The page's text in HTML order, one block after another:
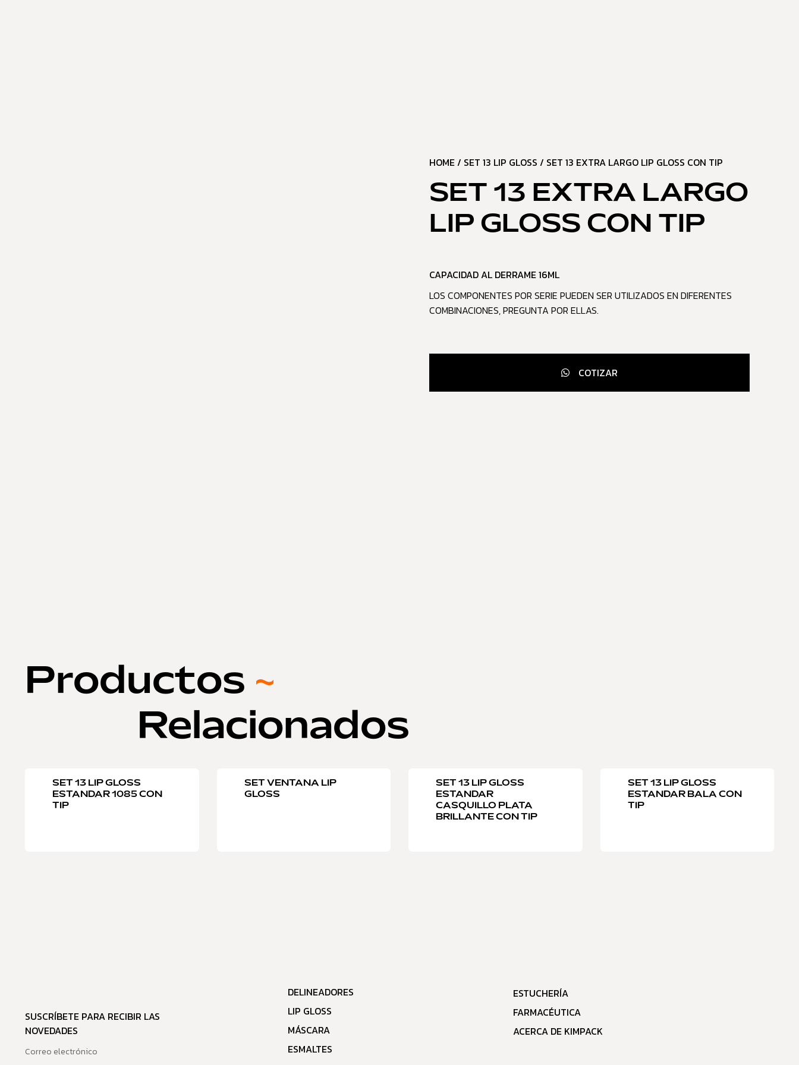
HOME/ SET 13 LIP GLOSS / SET 13 EXTRA LARGO LIP GLOSS CON TIP
SET 13 EXTRA LARGO
LIP GLOSS CON TIP
CAPACIDAD AL DERRAME 16ML
LOS COMPONENTES POR SERIE PUEDEN SER UTILIZADOS EN DIFERENTES
COMBINACIONES, PREGUNTA POR ELLAS.
COTIZAR
Productos ~
Relacionados
SET 13 LIP GLOSS
ESTANDAR 1085 CON
TIP
SET VENTANA LIP
GLOSS
SET 13 LIP GLOSS
ESTANDAR
CASQUILLO PLATA
BRILLANTE CON TIP
SET 13 LIP GLOSS
ESTANDAR BALA CON
TIP
SUSCRÍBETE PARA RECIBIR LAS
NOVEDADES
DELINEADORES
LIP GLOSS
MÁSCARA
ESMALTES
ESTUCHERÍA
FARMACÉUTICA
ACERCA DE KIMPACK